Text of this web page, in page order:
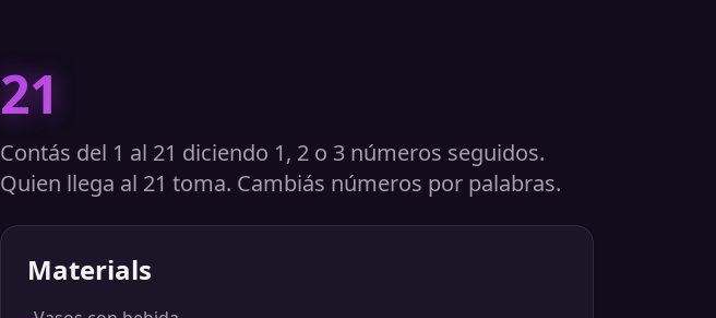
21
Contás del 1 al 21 diciendo 1, 2 o 3 números seguidos.
Quien llega al 21 toma. Cambiás números por palabras.
Materials